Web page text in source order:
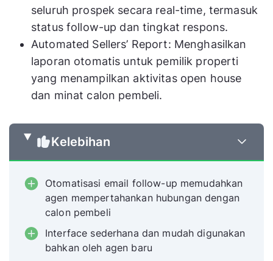
seluruh prospek secara real-time, termasuk
status follow-up dan tingkat respons.
Automated Sellers’ Report: Menghasilkan
laporan otomatis untuk pemilik properti
yang menampilkan aktivitas open house
dan minat calon pembeli.
Kelebihan
Otomatisasi email follow-up memudahkan
agen mempertahankan hubungan dengan
calon pembeli
Interface sederhana dan mudah digunakan
bahkan oleh agen baru